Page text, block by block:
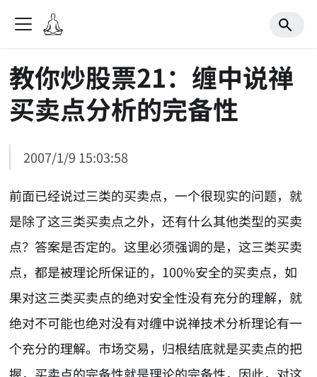
教你炒股票21：缠中说禅
买卖点分析的完备性
2007/1/9 15:03:58
前面已经说过三类的买卖点，一个很现实的问题，就
是除了这三类买卖点之外，还有什么其他类型的买卖
点？答案是否定的。这里必须强调的是，这三类买卖
点，都是被理论所保证的，100%安全的买卖点，如
果对这三类买卖点的绝对安全性没有充分的理解，就
绝对不可能也绝对没有对缠中说禅技术分析理论有一
个充分的理解。市场交易，归根结底就是买卖点的把
握，买卖点的完备性就是理论的完备性，因此，对这